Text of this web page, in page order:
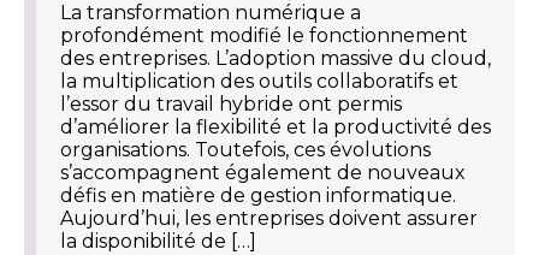
La transformation numérique a
profondément modifié le fonctionnement
des entreprises. L’adoption massive du cloud,
la multiplication des outils collaboratifs et
l’essor du travail hybride ont permis
d’améliorer la flexibilité et la productivité des
organisations. Toutefois, ces évolutions
s’accompagnent également de nouveaux
défis en matière de gestion informatique.
Aujourd’hui, les entreprises doivent assurer
la disponibilité de […]